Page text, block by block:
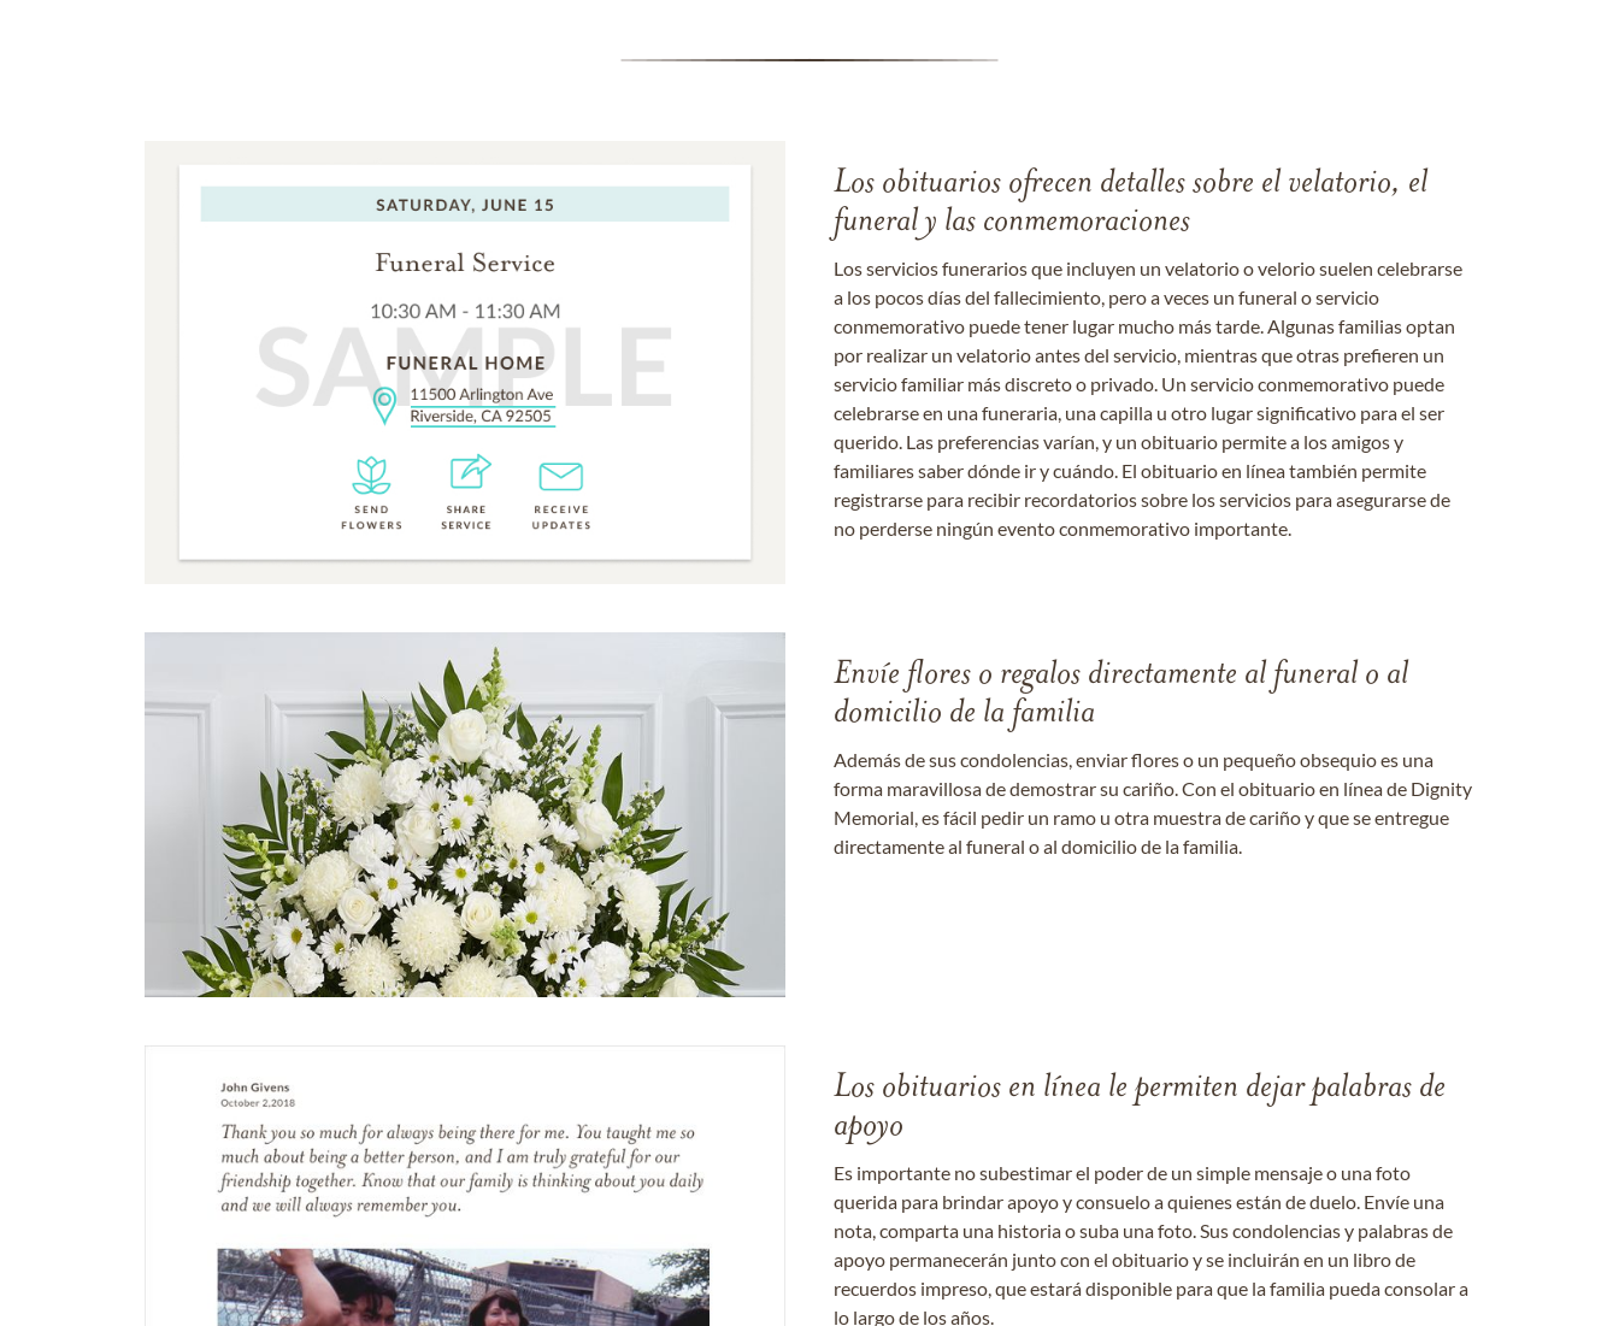
Los obituarios ofrecen detalles sobre el velatorio, el
funeral y las conmemoraciones
Los servicios funerarios que incluyen un velatorio o velorio suelen celebrarse
a los pocos días del fallecimiento, pero a veces un funeral o servicio
conmemorativo puede tener lugar mucho más tarde. Algunas familias optan
por realizar un velatorio antes del servicio, mientras que otras prefieren un
servicio familiar más discreto o privado. Un servicio conmemorativo puede
celebrarse en una funeraria, una capilla u otro lugar significativo para el ser
querido. Las preferencias varían, y un obituario permite a los amigos y
familiares saber dónde ir y cuándo. El obituario en línea también permite
registrarse para recibir recordatorios sobre los servicios para asegurarse de
no perderse ningún evento conmemorativo importante.
Envíe flores o regalos directamente al funeral o al
domicilio de la familia
Además de sus condolencias, enviar flores o un pequeño obsequio es una
forma maravillosa de demostrar su cariño. Con el obituario en línea de Dignity
Memorial, es fácil pedir un ramo u otra muestra de cariño y que se entregue
directamente al funeral o al domicilio de la familia.
Los obituarios en línea le permiten dejar palabras de
apoyo
Es importante no subestimar el poder de un simple mensaje o una foto
querida para brindar apoyo y consuelo a quienes están de duelo. Envíe una
nota, comparta una historia o suba una foto. Sus condolencias y palabras de
apoyo permanecerán junto con el obituario y se incluirán en un libro de
recuerdos impreso, que estará disponible para que la familia pueda consolar a
lo largo de los años.